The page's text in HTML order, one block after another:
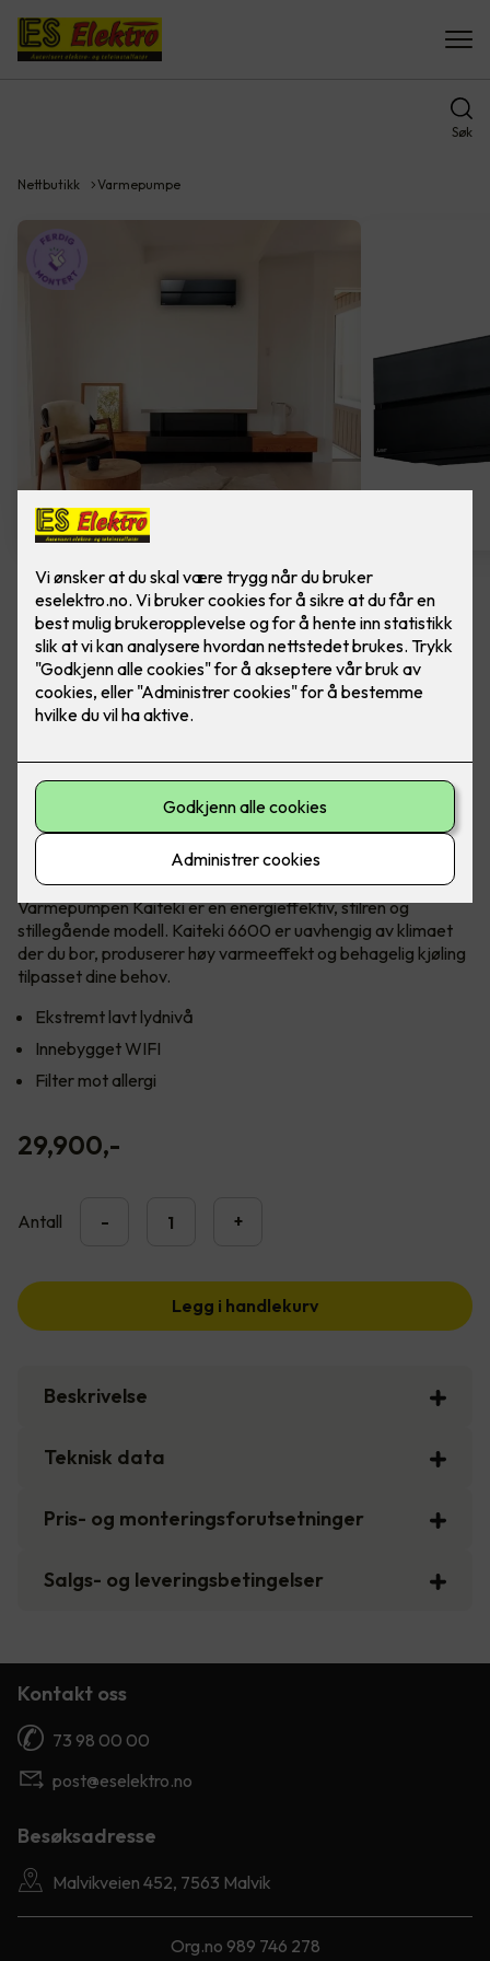
Søk
Nettbutikk Varmepumpe
Mitsubishi Electric - KAITEKI
6600 Safirsort m/montering
Kaiteki er en energieffektiv og stilren
kjøling. Med mange unike løsninger og nye
funksjoner, sikrer det høy komfort i hverdagen.
Ypperste kvalitet og prisvinnende design
Varmepumpen Kaiteki er en energieffektiv, stilren og
stillegående modell. Kaiteki 6600 er uavhengig av klimaet
der du bor, produserer høy varmeeffekt og behagelig kjøling
tilpasset dine behov.
Ekstremt lavt lydnivå
Innebygget WIFI
Filter mot allergi
29,900,-
Antall - +
Legg i handlekurv
Beskrivelse
Teknisk data
Pris- og monteringsforutsetninger
Salgs- og leveringsbetingelser
Kontakt oss
73 98 00 00
post@eselektro.no
Besøksadresse
Malvikveien 452, 7563 Malvik
Org.no 989 746 278